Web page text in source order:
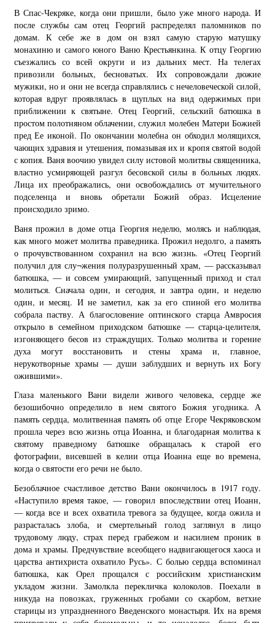
В Спас-Чекряке, когда они пришли, было уже много народа. И
после службы сам отец Георгий распределял паломников по
домам. К себе же в дом он взял самую старую матушку
монахиню и самого юного Ваню Крестьянкина. К отцу Георгию
съезжались со всей округи и из дальних мест. На телегах
привозили больных, бесноватых. Их сопровождали дюжие
мужики, но и они не всегда справлялись с нечеловеческой силой,
которая вдруг проявлялась в щуплых на вид одержимых при
приближении к святыне. Отец Георгий, сельский батюшка в
простом полотняном облачении, служил молебен Матери Божией
пред Ее иконой. По окончании молебна он обходил молящихся,
чающих здравия и утешения, помазывая их и кропя святой водой
с копия. Ваня воочию увидел силу истовой молитвы священника,
властно усмиряющей разгул бесовской силы в больных людях.
Лица их преображались, они освобождались от мучительного
подселенца и вновь обретали Божий образ. Исцеление
происходило зримо.
Ваня прожил в доме отца Георгия неделю, молясь и наблюдая,
как много может молитва праведника. Прожил недолго, а память
о прочувствованном сохранил на всю жизнь. «Отец Георгий
получил для слу¬жения полуразрушенный храм, — рассказывал
батюшка, — и совсем умирающий, запущенный приход и стал
молиться. Сначала один, и сегодня, и завтра один, и неделю
один, и месяц. И не заметил, как за его спиной его молитва
собрала паству. А благословение оптинского старца Амвросия
открыло в семейном приходском батюшке — старца-целителя,
изгоняющего бесов из страждущих. Только молитва и горение
духа могут восстановить и стены храма и, главное,
нерукотворные храмы — души заблудших и вернуть их Богу
ожившими».
Глаза маленького Вани видели живого человека, сердце же
безошибочно определило в нем святого Божия угодника. А
память сердца, молитвенная память об отце Егоре Чекряковском
прошла через всю жизнь отца Иоанна, и благодарная молитва к
святому праведному батюшке обращалась к старой его
фотографии, висевшей в келии отца Иоанна еще во времена,
когда о святости его речи не было.
Безоблачное счастливое детство Вани окончилось в 1917 году.
«Наступило время такое, — говорил впоследствии отец Иоанн,
— когда все и всех охватила тревога за будущее, когда ожила и
разрасталась злоба, и смертельный голод заглянул в лицо
трудовому люду, страх перед грабежом и насилием проник в
дома и храмы. Предчувствие всеобщего надвигающегося хаоса и
царства антихриста охватило Русь». С болью сердца вспоминал
батюшка, как Орел прощался с российским христианским
укладом жизни. Замолкла перекличка колоколов. Поехали в
никуда на повозках, груженных гробами со скарбом, ветхие
старицы из упраздненного Введенского монастыря. Их на время